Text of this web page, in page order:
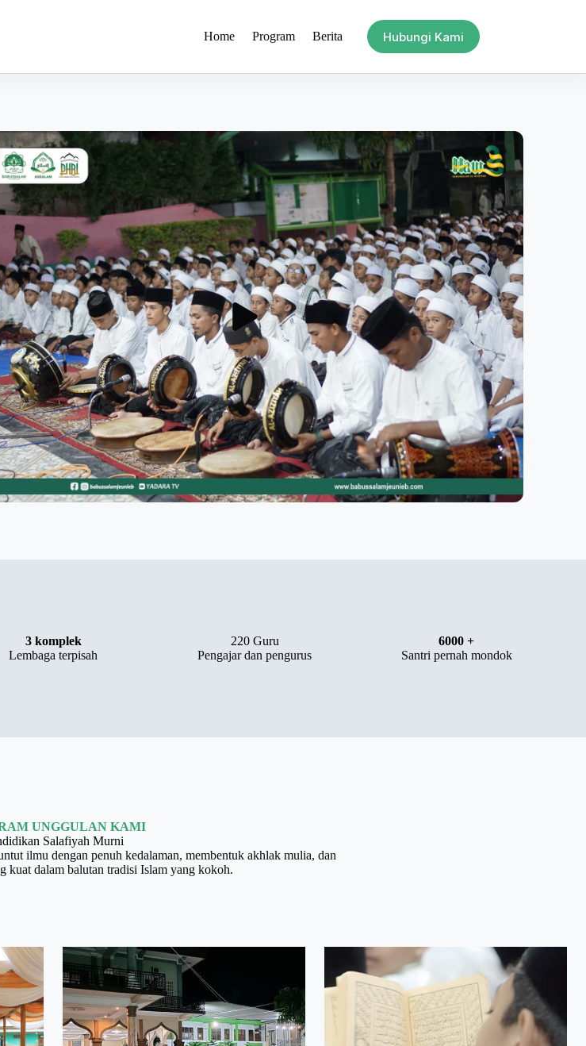
Home Program Berita Hubungi Kami
3 komplek
Lembaga terpisah
220 Guru
Pengajar dan pengurus
6000 +
Santri pernah mondok
UNGGULAN KAMI
Salafiyah Murni
ilmu dengan penuh kedalaman, membentuk akhlak mulia, dan
kuat dalam balutan tradisi Islam yang kokoh.